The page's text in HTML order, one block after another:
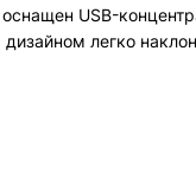
оснащен USB-
легко